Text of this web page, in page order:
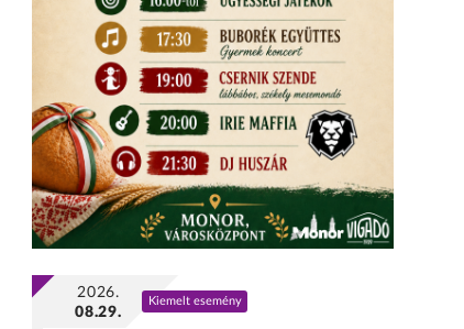
2026.
08.29.
Kiemelt esemény